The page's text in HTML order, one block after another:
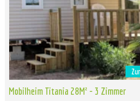
Mobilheim Titania 28M² - 3 Zimmer